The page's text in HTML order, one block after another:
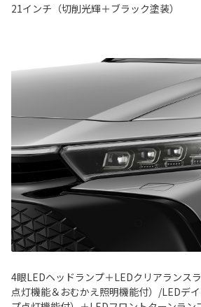
21インチ（切削光輝＋ブラック塗装）
4眼LEDヘッドランプ＋LEDクリアランス
点灯機能＆おむかえ照明機能付）/LEDデ